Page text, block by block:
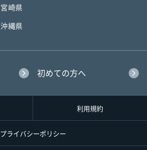
宮崎県
沖縄県
初めての方へ
利用規約
プライバシーポリシー